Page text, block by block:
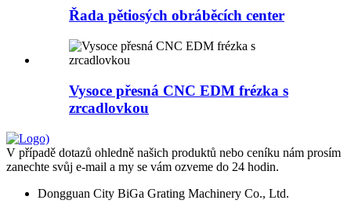
Řada pětiosých obráběcích center
Vysoce přesná CNC EDM frézka s
zrcadlovkou
V případě dotazů ohledně našich produktů nebo ceníku nám prosím
zanechte svůj e-mail a my se vám ozveme do 24 hodin.
Dongguan City BiGa Grating Machinery Co., Ltd.